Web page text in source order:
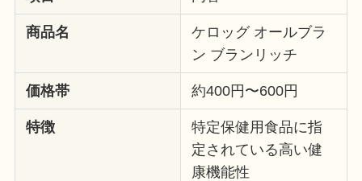
商品名
ケロッグ オールブラ
ン ブランリッチ
価格帯 約400円〜600円
特徴
特定保健用食品に指
定されている高い健
康機能性